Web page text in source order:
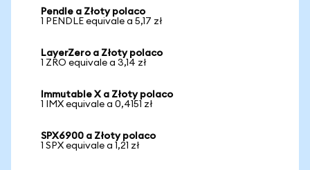
Pendle a Złoty polaco
1 PENDLE equivale a 5,17 zł
LayerZero a Złoty polaco
1 ZRO equivale a 3,14 zł
Immutable X a Złoty polaco
1 IMX equivale a 0,4151 zł
SPX6900 a Złoty polaco
1 SPX equivale a 1,21 zł